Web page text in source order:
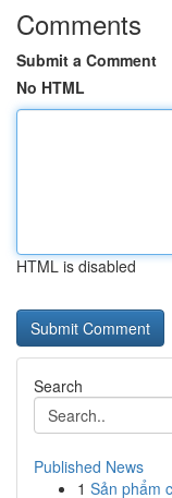
Comments
Submit a Comment
No HTML
HTML is disabled
Search
Published News
1 Sản phẩm